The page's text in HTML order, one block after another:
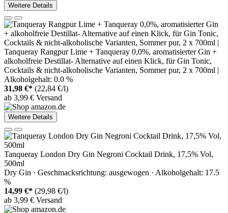
Weitere Details
Tanqueray Rangpur Lime + Tanqueray 0,0%, aromatisierter Gin +
alkoholfreie Destillat- Alternative auf einen Klick, für Gin Tonic,
Cocktails & nicht-alkoholische Varianten, Sommer pur, 2 x 700ml |
Alkoholgehalt: 0.0 %
31,98 €* (22,84 €/l)
ab 3,99 € Versand
Weitere Details
Tanqueray London Dry Gin Negroni Cocktail Drink, 17,5% Vol,
500ml
Dry Gin · Geschmacksrichtung: ausgewogen · Alkoholgehalt: 17.5
%
14,99 €* (29,98 €/l)
ab 3,99 € Versand